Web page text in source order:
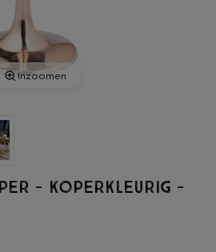
Inzoomen
- koperkleurig -